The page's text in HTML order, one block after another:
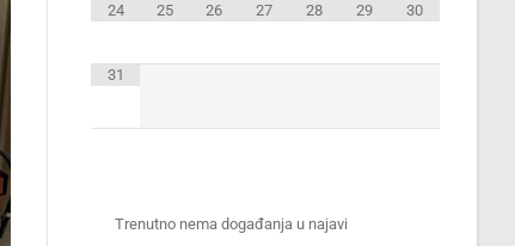
24 25 26 27 28 29 30
31
Trenutno nema događanja u najavi